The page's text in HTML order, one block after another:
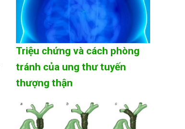
Triệu chứng và cách phòng
tránh của ung thư tuyến
thượng thận